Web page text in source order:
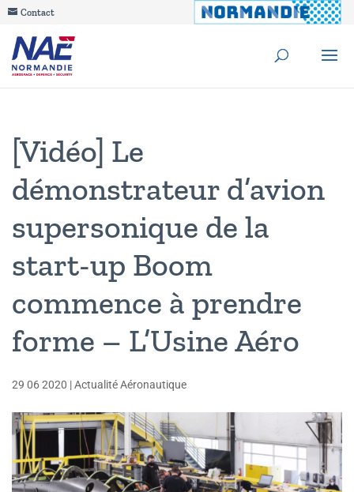
Contact
[Vidéo] Le
démonstrateur d’avion
supersonique de la
start-up Boom
commence à prendre
forme – L’Usine Aéro
29 06 2020 |Actualité Aéronautique